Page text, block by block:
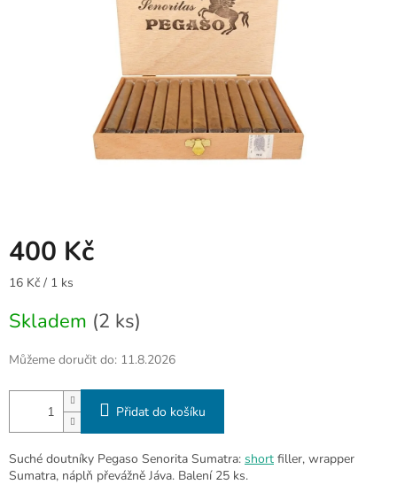
400 Kč
Měrná
16 Kč / 1 ks
Skladem (2 ks)
Můžeme doručit do: 11.8.2026
Přidat do košíku
Suché doutníky Pegaso Senorita Sumatra: short filler, wrapper
Sumatra, náplň převážně Jáva. Balení 25 ks.